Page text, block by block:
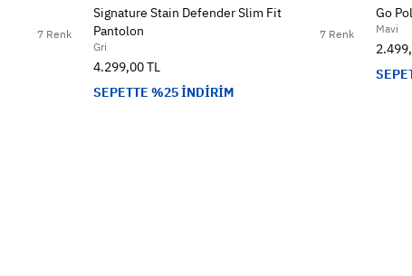
7 Renk 7 Renk
Signature Stain Defender Slim Fit
Pantolon
Gri
4.299,00 TL
SEPETTE %25 İNDİRİM
Go
Mavi